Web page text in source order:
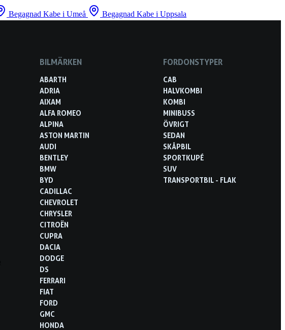
Begagnad Kabe i Umeå Begagnad Kabe i Uppsala
BILMÄRKEN
ABARTH
ADRIA
AIXAM
ALFA ROMEO
ALPINA
ASTON MARTIN
AUDI
BENTLEY
BMW
BYD
CADILLAC
CHEVROLET
CHRYSLER
CITROËN
CUPRA
DACIA
DODGE
DS
FERRARI
FIAT
FORD
GMC
HONDA
FORDONSTYPER
CAB
HALVKOMBI
KOMBI
MINIBUSS
ÖVRIGT
SEDAN
SKÅPBIL
SPORTKUPÉ
SUV
TRANSPORTBIL - FLAK